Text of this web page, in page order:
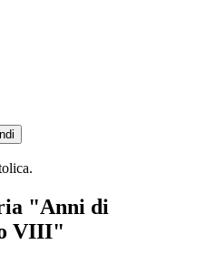
"Anni di
VIII"